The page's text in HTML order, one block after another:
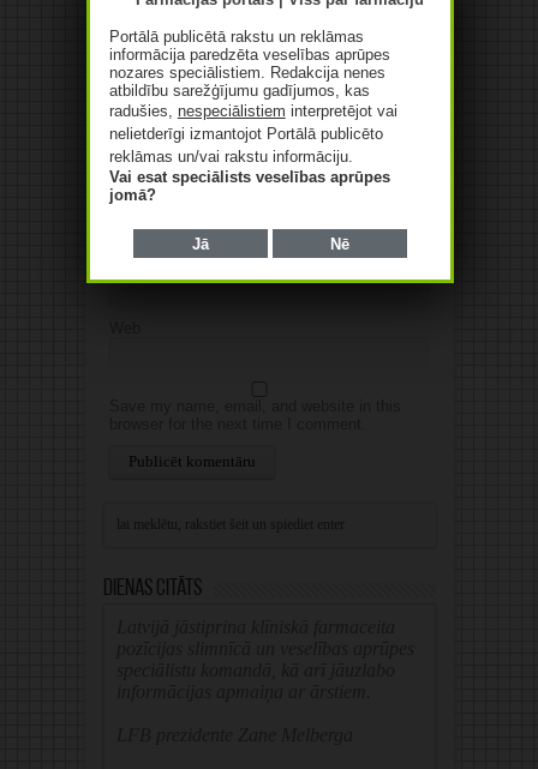
publicēta.Atzīmētie lauki ir obligāti *
Vārds
Dienas citāts
Portālā publicētā rakstu un reklāmas
informācija paredzēta veselības aprūpes
nozares speciālistiem. Redakcija nenes
atbildību sarežģījumu gadījumos, kas
radušies, nespeciālistiem interpretējot vai
nelietderīgi izmantojot Portālā publicēto
reklāmas un/vai rakstu informāciju.
Vai esat speciālists veselības aprūpes
jomā?
Jā Nē